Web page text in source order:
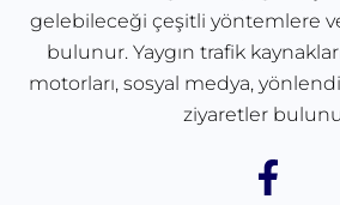
gelebileceği çeşitli yöntemlere
bulunur. Yaygın trafik
motorları, sosyal medya,
ziyaretler